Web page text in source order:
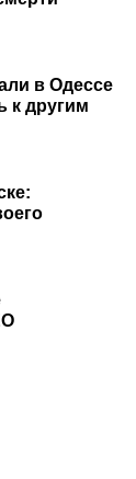
в Одессе
к другим